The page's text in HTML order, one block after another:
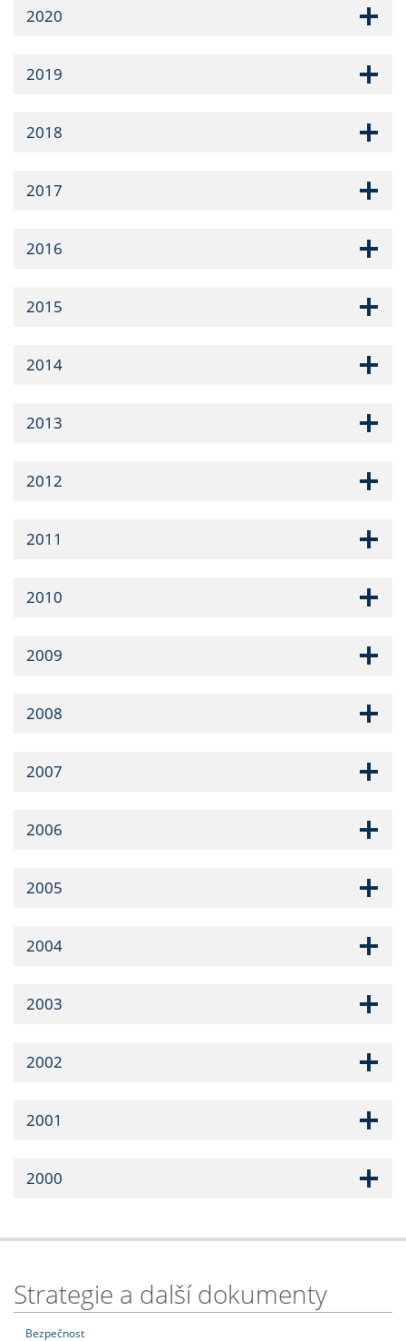
2020
2019
2018
2017
2016
2015
2014
2013
2012
2011
2010
2009
2008
2007
2006
2005
2004
2003
2002
2001
2000
Strategie a další dokumenty
Bezpečnost